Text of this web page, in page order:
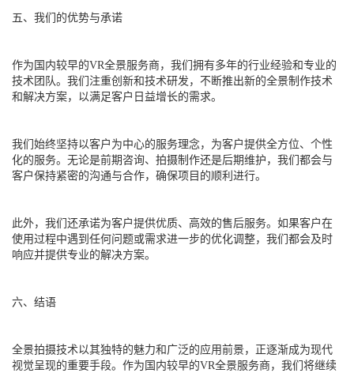
五、我们的优势与承诺
作为国内较早的VR全景服务商，我们拥有多年的行业经验和专业的
技术团队。我们注重创新和技术研发，不断推出新的全景制作技术
和解决方案，以满足客户日益增长的需求。
我们始终坚持以客户为中心的服务理念，为客户提供全方位、个性
化的服务。无论是前期咨询、拍摄制作还是后期维护，我们都会与
客户保持紧密的沟通与合作，确保项目的顺利进行。
此外，我们还承诺为客户提供优质、高效的售后服务。如果客户在
使用过程中遇到任何问题或需求进一步的优化调整，我们都会及时
响应并提供专业的解决方案。
六、结语
全景拍摄技术以其独特的魅力和广泛的应用前景，正逐渐成为现代
视觉呈现的重要手段。作为国内较早的VR全景服务商，我们将继续